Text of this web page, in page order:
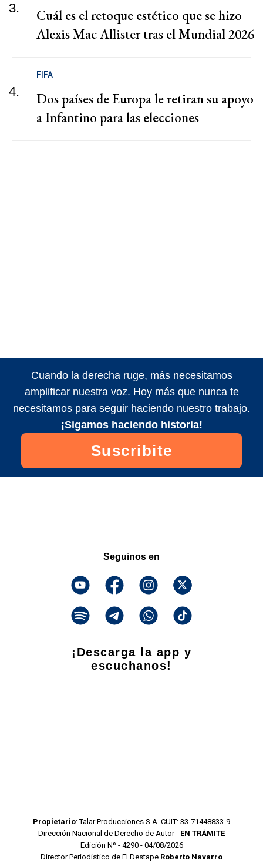
3.
Cuál es el retoque estético que se hizo
Alexis Mac Allister tras el Mundial 2026
4.
FIFA
Dos países de Europa le retiran su apoyo
a Infantino para las elecciones
Cuando la derecha ruge, más necesitamos
amplificar nuestra voz. Hoy más que nunca te
necesitamos para seguir haciendo nuestro trabajo.
¡Sigamos haciendo historia!
Suscribite
Seguinos en
¡Descarga la app y
escuchanos!
Propietario: Talar Producciones S.A. CUIT: 33-71448833-9
Dirección Nacional de Derecho de Autor - EN TRÁMITE
Edición Nº - 4290 - 04/08/2026
Director Periodístico de El Destape Roberto Navarro